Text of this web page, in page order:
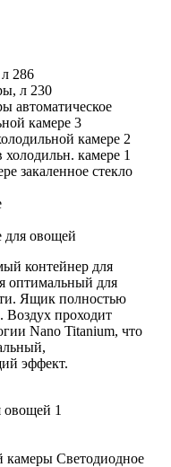
286
л 230
автоматическое
камере 3
камере 2
камере 1
закаленное стекло
для овощей
контейнер для
оптимальный для
Ящик полностью
Воздух проходит
Nano Titanium, что
эффект.
овощей 1
камеры Светодиодное